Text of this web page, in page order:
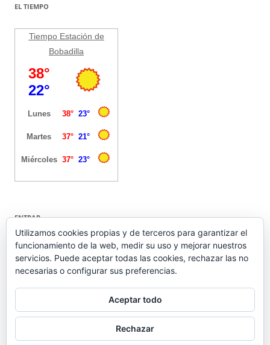
EL TIEMPO
Tiempo Estación de
Bobadilla
ENTRAR
Acceder
Feed de entradas
Feed de comentarios
WordPress.org
Utilizamos cookies propias y de terceros para garantizar el
funcionamiento de la web, medir su uso y mejorar nuestros
servicios. Puede aceptar todas las cookies, rechazar las no
necesarias o configurar sus preferencias.
Aceptar todo
Rechazar